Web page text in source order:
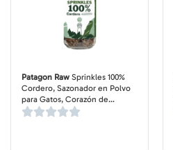
Patagon Raw Sprinkles 100%
Cordero, Sazonador en Polvo
para Gatos, Corazón de
Cordero, pote de 60 gr